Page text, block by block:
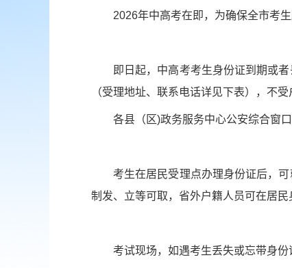
2026年中高考在即，为确保全市考
即日起，中高考考生身份证到期或
（受理地址、联系电话详见下表），不受
各县（区)政务服务中心公安综合窗
考生在居民受理点办理身份证后，
制发、立等可取，省外户籍人员可在居民
考试现场，如遇考生丢失或忘带身